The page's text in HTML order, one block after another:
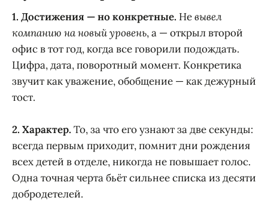
1. Достижения — но конкретные. Невывел
компанию на новый уровень, а — открыл второй
офис в тот год, когда все говорили подождать.
Цифра, дата, поворотный момент. Конкретика
звучит как уважение, обобщение — как дежурный
тост.
2. Характер. То, за что его узнают за две секунды:
всегда первым приходит, помнит дни рождения
всех детей в отделе, никогда не повышает голос.
Одна точная черта бьёт сильнее списка из десяти
добродетелей.